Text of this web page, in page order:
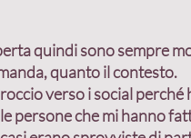
quindi sono sempre
quanto il contesto.
verso i social perché
persone che mi hanno